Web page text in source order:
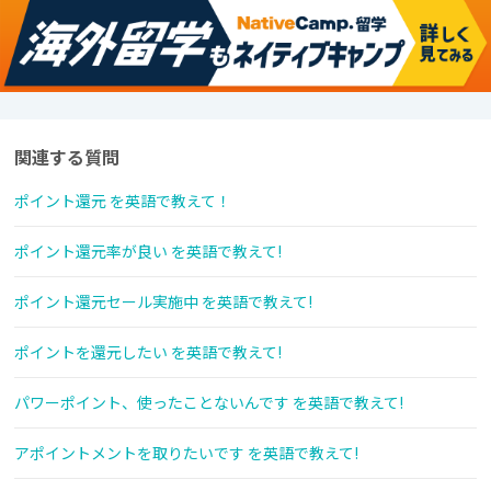
関連する質問
ポイント還元 を英語で教えて！
ポイント還元率が良い を英語で教えて!
ポイント還元セール実施中 を英語で教えて!
ポイントを還元したい を英語で教えて!
パワーポイント、使ったことないんです を英語で教えて!
アポイントメントを取りたいです を英語で教えて!